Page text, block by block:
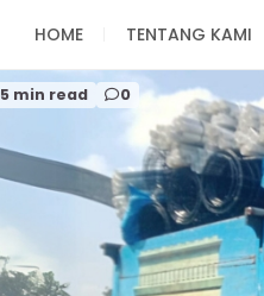
HOME TENTANG KAMI
5 min read 0